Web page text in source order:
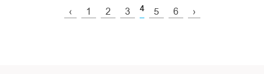
‹ 1 2 3 4 5 6 ›